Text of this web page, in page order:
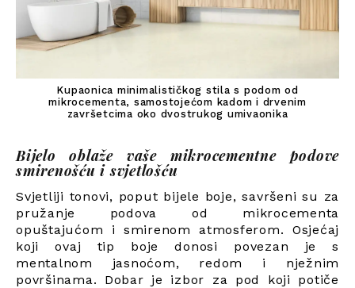
Kupaonica minimalističkog stila s podom od
mikrocementa, samostojećom kadom i drvenim
završetcima oko dvostrukog umivaonika
Bijelo oblaže vaše mikrocementne podove
smirenošću i svjetlošću
Svjetliji tonovi, poput bijele boje, savršeni su za
pružanje podova od mikrocementa
opuštajućom i smirenom atmosferom. Osjećaj
koji ovaj tip boje donosi povezan je s
mentalnom jasnoćom, redom i nježnim
površinama. Dobar je izbor za pod koji potiče